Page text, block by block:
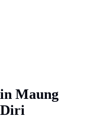
Maung
Diri